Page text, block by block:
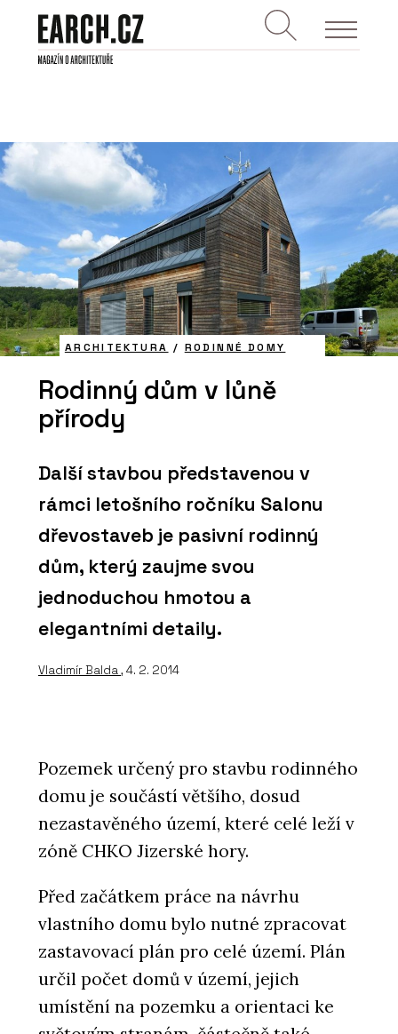
ARCHITEKTURA / RODINNÉ DOMY
Rodinný dům v lůně
přírody
Další stavbou představenou v
rámci letošního ročníku Salonu
dřevostaveb je pasivní rodinný
dům, který zaujme svou
jednoduchou hmotou a
elegantními detaily.
Vladimír Balda, 4. 2. 2014
Pozemek určený pro stavbu rodinného
domu je součástí většího, dosud
nezastavěného území, které celé leží v
zóně CHKO Jizerské hory.
Před začátkem práce na návrhu
vlastního domu bylo nutné zpracovat
zastavovací plán pro celé území. Plán
určil počet domů v území, jejich
umístění na pozemku a orientaci ke